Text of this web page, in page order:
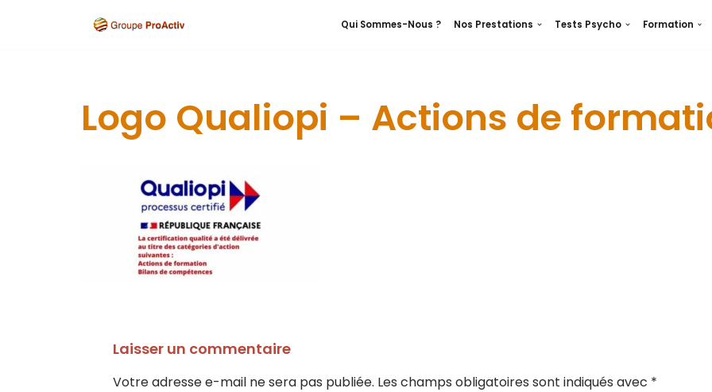
Qui Sommes-Nous ? Nos Prestations Tests Psycho Formation
Logo Qualiopi – Actions de
Laisser un commentaire
Votre adresse e-mail ne sera pas publiée. Les champs obligatoires sont indiqués avec *